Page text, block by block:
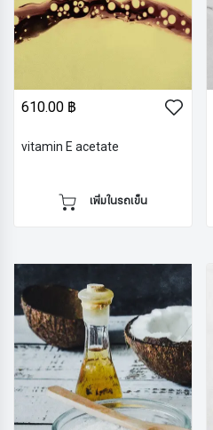
610.00 ฿
vitamin E acetate
เพิ่มในรถเข็น